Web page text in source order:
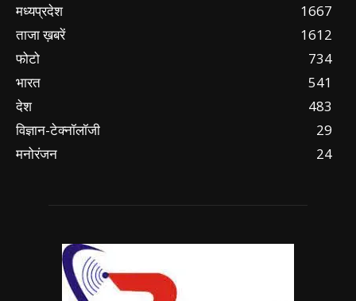
मध्यप्रदेश
1667
ताजा ख़बरें
1612
फोटो
734
भारत
541
देश
483
विज्ञान-टेक्नॉलॉजी
29
मनोरंजन
24